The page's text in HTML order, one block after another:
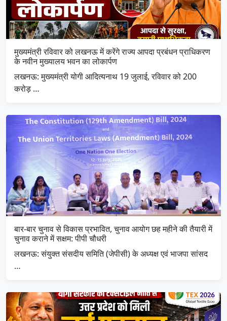
मुख्यमंत्री रविवार को लखनऊ में करेंगे राज्य आपदा प्रबंधन प्राधिकरण
के नवीन मुख्यालय भवन का लोकार्पण
लखनऊ: मुख्यमंत्री योगी आदित्यनाथ 19 जुलाई, रविवार को 200
करोड़ …
बार-बार चुनाव से विकास प्रभावित, चुनाव आयोग छह महीने की तैयारी में
चुनाव कराने में सक्षम: पीपी चौधरी
लखनऊ: संयुक्त संसदीय समिति (जेपीसी) के अध्यक्ष एवं भाजपा सांसद
…